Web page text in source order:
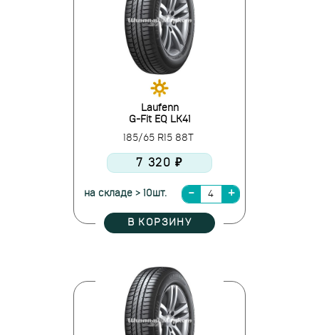
Laufenn
G-Fit EQ LK41
185/65 R15 88T
7 320 ₽
на складе > 10шт.
В КОРЗИНУ